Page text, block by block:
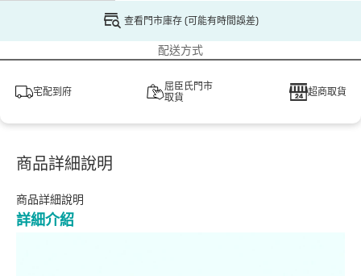
查看門市庫存 (可能有時間誤差)
配送方式
宅配到府
屈臣氏門市
取貨
超商取貨
商品詳細說明
商品詳細說明
詳細介紹